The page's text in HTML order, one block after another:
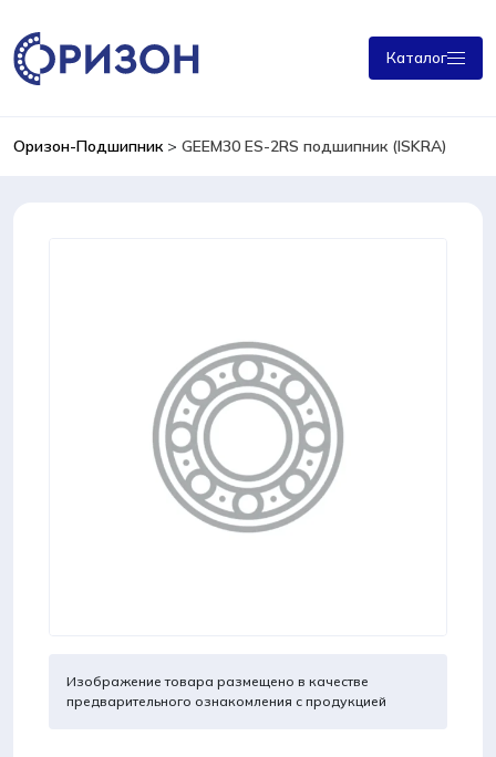
Каталог
Оризон-Подшипник> GEEM30 ES-2RS подшипник (ISKRA)
Изображение товара размещено в качестве
предварительного ознакомления с продукцией